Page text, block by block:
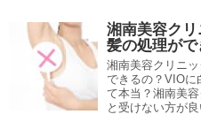
湘南美容ク
髪の処理がで
湘南美容クリニ
できるの？VIOに
て本当？湘南美
と受けない方が